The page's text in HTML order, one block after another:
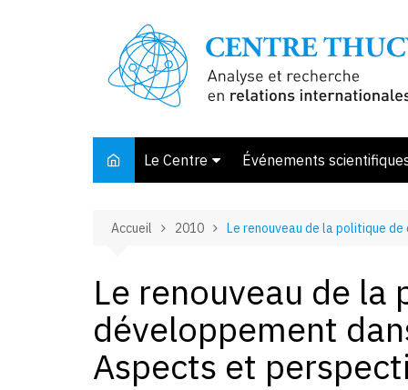
Le Centre
Membres et associés
Bibliothèque
Offre de stage
Événements
Accueil 2010 Le renouveau de la politique
Le renouveau de la
développement
Aspects et